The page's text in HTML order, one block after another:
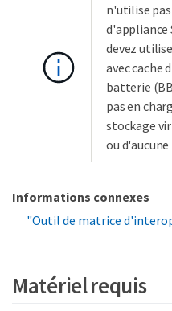
n'utilise
d'appliance
devez
avec cache
batterie
pas en
stockage
ou
Informations connexes
"Outil de matrice
Matériel requis